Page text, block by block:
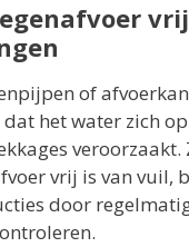
of
het water zich
veroorzaakt.
vrij is van vuil,
door